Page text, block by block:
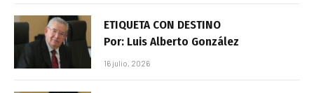
ETIQUETA CON DESTINO
Por: Luis Alberto González
16 julio, 2026